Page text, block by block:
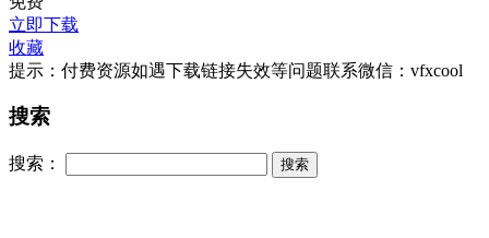
立即下载
收藏
提示：付费资源如遇下载链接失效等问题联系微信：vfxcool
搜索
搜索：